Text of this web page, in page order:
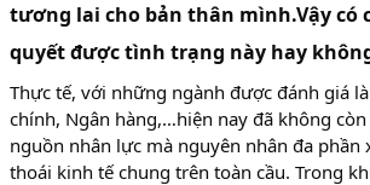
tương lai cho bản thân mình.Vậy có
quyết được tình trạng này hay
Thực tế, với những ngành được đánh giá là
chính, Ngân hàng,…hiện nay đã không còn
nguồn nhân lực mà nguyên nhân đa phần
thoái kinh tế chung trên toàn cầu. Trong